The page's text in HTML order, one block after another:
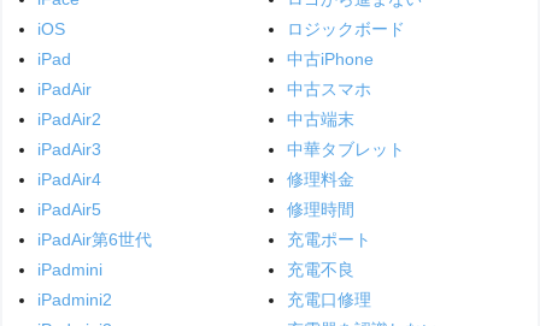
iOS
iPad
iPadAir
iPadAir2
iPadAir3
iPadAir4
iPadAir5
iPadAir第6世代
iPadmini
iPadmini2
ロジックボード
中古iPhone
中古スマホ
中古端末
中華タブレット
修理料金
修理時間
充電ポート
充電不良
充電口修理